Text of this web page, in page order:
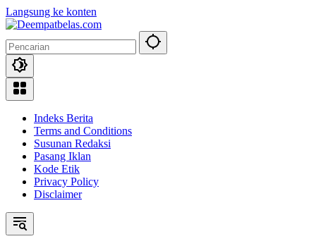
Langsung ke konten
Indeks Berita
Terms and Conditions
Susunan Redaksi
Pasang Iklan
Kode Etik
Privacy Policy
Disclaimer